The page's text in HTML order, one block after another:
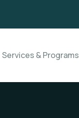
Services & Programs